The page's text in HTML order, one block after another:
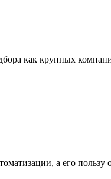
как крупных
а его